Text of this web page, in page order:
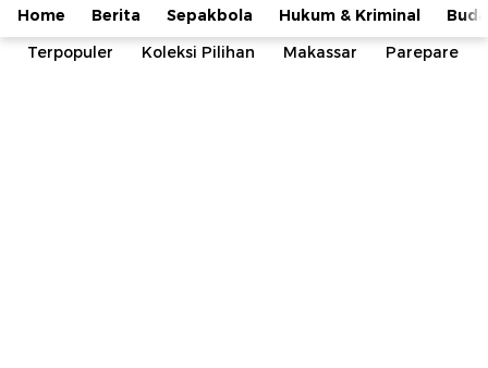
Home Berita Sepakbola Hukum & Kriminal
Terpopuler
Koleksi Pilihan Makassar Parepare